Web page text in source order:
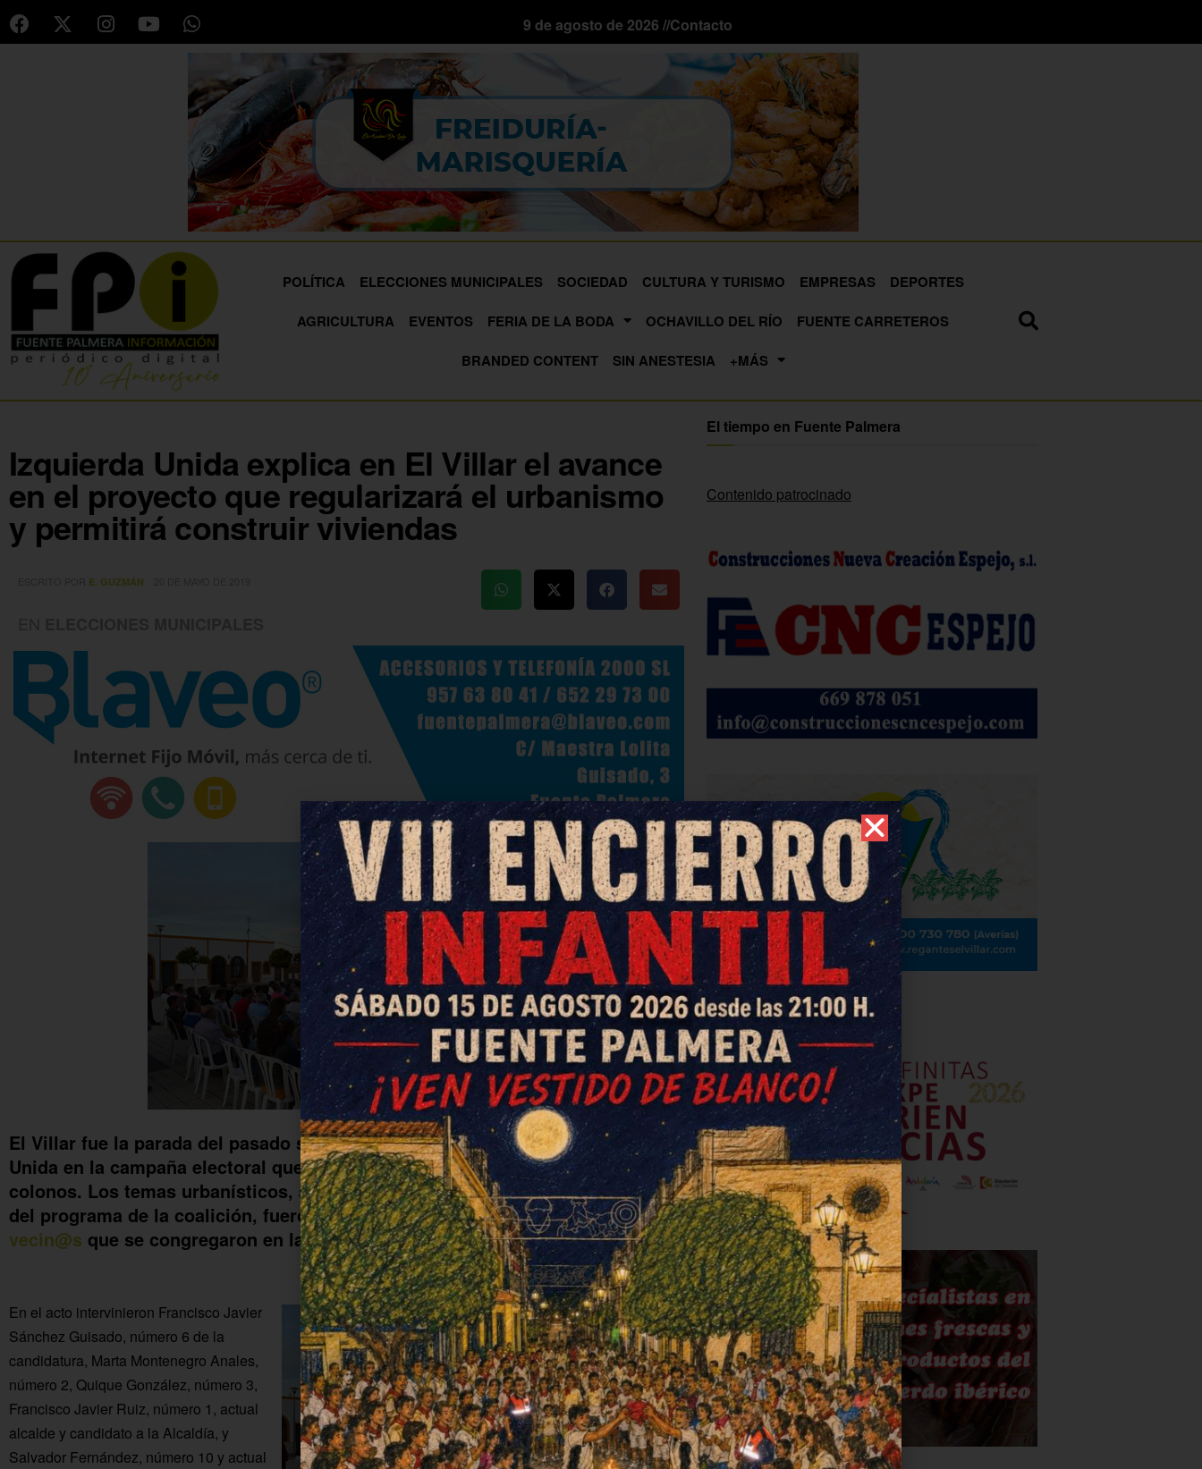
9 de agosto de 2026 //Contacto
POLÍTICA ELECCIONES MUNICIPALES SOCIEDAD CULTURA Y TURISMO EMPRESAS
DEPORTES
AGRICULTURA
EVENTOS FERIA DE LA BODA OCHAVILLO DEL RÍO
FUENTE CARRETEROS
BRANDED CONTENT
SIN ANESTESIA +MÁS
Izquierda Unida explica en El Villar el avance
en el proyecto que regularizará el urbanismo
y permitirá construir viviendas
E. GUZMÁN
El Villar fue la parada del pasado sábado para la candidatura de Izquierda
Unida en la campaña electoral que le está llevando a todos los núcleos
colonos. Los temas urbanísticos, además de las propuestas más destacadas
del programa de la coalición, fueron lo más esperado por el centenar de
vecin@s que se congregaron en la Plaza Real villarenga.
En el acto intervinieron Francisco Javier
Sánchez Guisado, número 6 de la
candidatura, Marta Montenegro Anales,
número 2, Quique González, número 3,
Francisco Javier Ruiz, número 1, actual
alcalde y candidato a la Alcaldía, y
Salvador Fernández, número 10 y actual
El tiempo en Fuente Palmera
Contenido patrocinado